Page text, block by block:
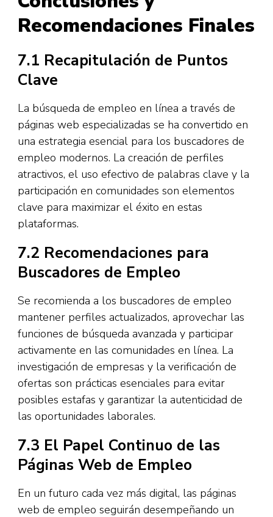
Recomendaciones Finales
7.1 Recapitulación de Puntos
Clave
La búsqueda de empleo en línea a través de
páginas web especializadas se ha convertido en
una estrategia esencial para los buscadores de
empleo modernos. La creación de perfiles
atractivos, el uso efectivo de palabras clave y la
participación en comunidades son elementos
clave para maximizar el éxito en estas
plataformas.
7.2 Recomendaciones para
Buscadores de Empleo
Se recomienda a los buscadores de empleo
mantener perfiles actualizados, aprovechar las
funciones de búsqueda avanzada y participar
activamente en las comunidades en línea. La
investigación de empresas y la verificación de
ofertas son prácticas esenciales para evitar
posibles estafas y garantizar la autenticidad de
las oportunidades laborales.
7.3 El Papel Continuo de las
Páginas Web de Empleo
En un futuro cada vez más digital, las páginas
web de empleo seguirán desempeñando un